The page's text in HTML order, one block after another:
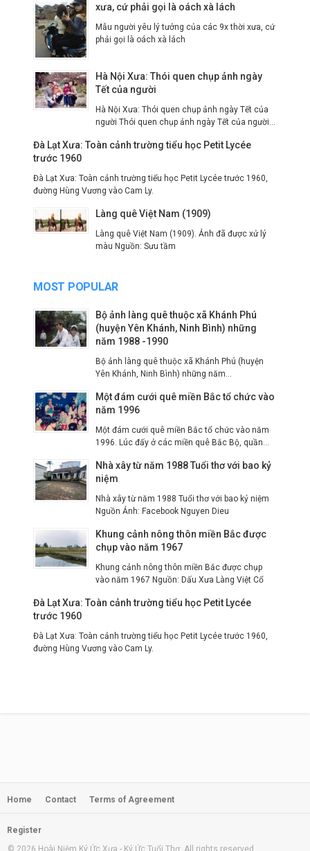
xưa, cứ phải gọi là oách xà lách
Mẫu người yêu lý tưởng của các 9x thời xưa, cứ
phải gọi là oách xà lách
Hà Nội Xưa: Thói quen chụp ảnh ngày
Tết của người
Hà Nội Xưa: Thói quen chụp ảnh ngày Tết của
người Thói quen chụp ảnh ngày Tết của người...
Đà Lạt Xưa: Toàn cảnh trường tiểu học Petit Lycée
trước 1960
Đà Lạt Xưa: Toàn cảnh trường tiểu học Petit Lycée trước 1960,
đường Hùng Vương vào Cam Ly.
Làng quê Việt Nam (1909)
Làng quê Việt Nam (1909). Ảnh đã được xử lý
màu Nguồn: Sưu tầm
MOST POPULAR
Bộ ảnh làng quê thuộc xã Khánh Phú
(huyện Yên Khánh, Ninh Bình) những
năm 1988 -1990
Bộ ảnh làng quê thuộc xã Khánh Phú (huyện
Yên Khánh, Ninh Bình) những năm...
Một đám cưới quê miền Bắc tổ chức vào
năm 1996
Một đám cưới quê miền Bắc tổ chức vào năm
1996. Lúc đấy ở các miền quê Bắc Bộ, quần...
Nhà xây từ năm 1988 Tuổi thơ với bao kỷ
niệm
Nhà xây từ năm 1988 Tuổi thơ với bao kỷ niệm
Nguồn Ảnh: Facebook Nguyen Dieu
Khung cảnh nông thôn miền Bắc được
chụp vào năm 1967
Khung cảnh nông thôn miền Bắc được chụp
vào năm 1967 Nguồn: Dấu Xưa Làng Việt Cổ
Đà Lạt Xưa: Toàn cảnh trường tiểu học Petit Lycée
trước 1960
Đà Lạt Xưa: Toàn cảnh trường tiểu học Petit Lycée trước 1960,
đường Hùng Vương vào Cam Ly.
Home Contact Terms of Agreement
Register